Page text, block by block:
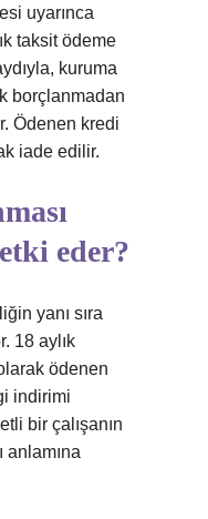
uyarınca
taksit ödeme
kuruma
borçlanmadan
Ödenen kredi
iade edilir.
eder?
yanı sıra
18 aylık
ödenen
indirimi
bir çalışanın
anlamına